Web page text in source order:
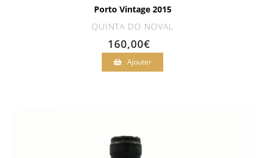
Porto Vintage 2015
QUINTA DO NOVAL
160,00€
Ajouter